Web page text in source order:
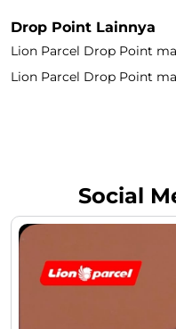
Drop Point Lainnya
Lion Parcel Drop Point
Lion Parcel Drop Point
Social